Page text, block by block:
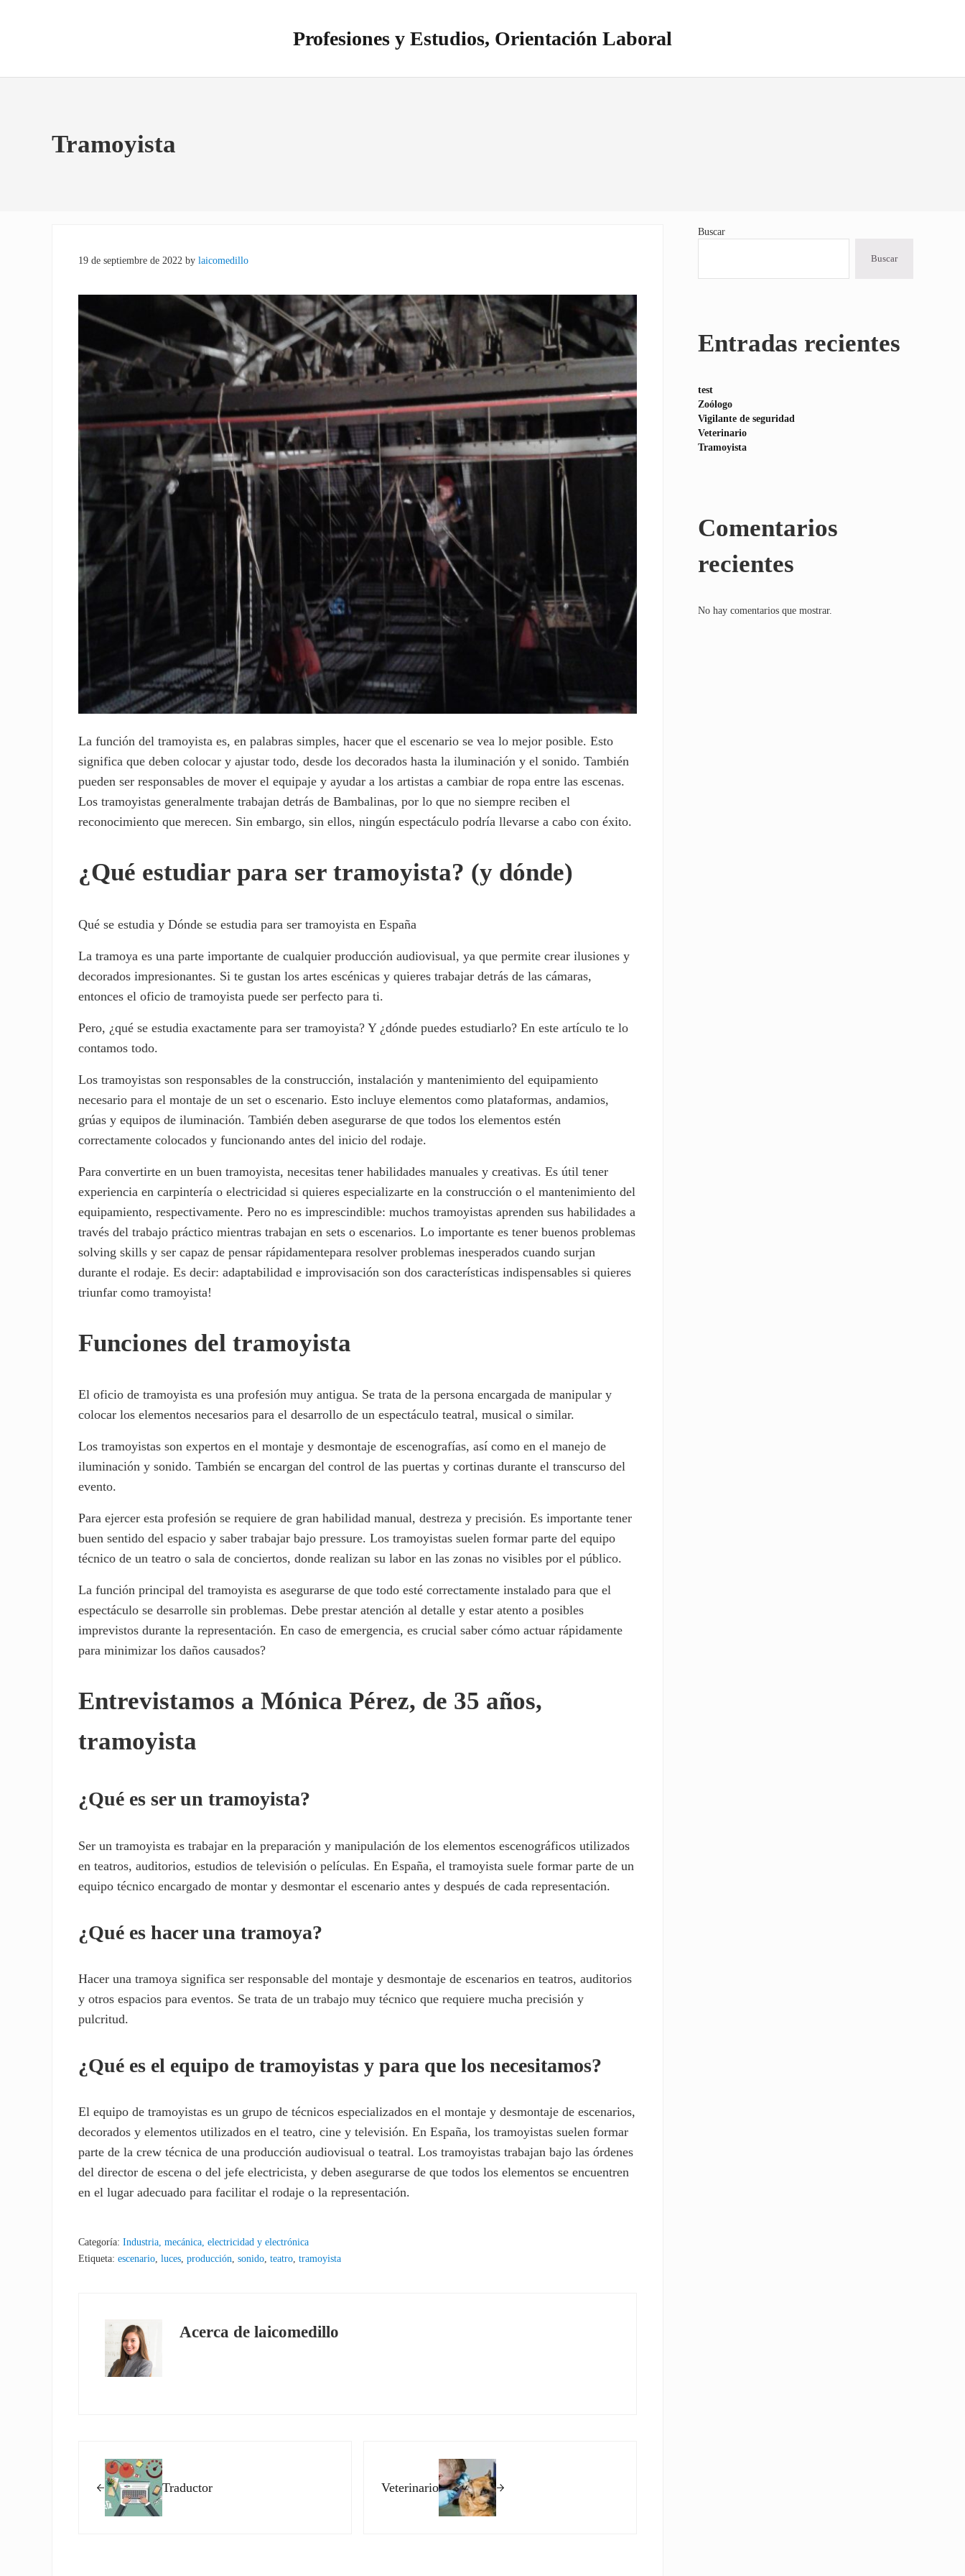
Profesiones y Estudios, Orientación Laboral
Tramoyista
19 de septiembre de 2022 bylaicomedillo
La función del tramoyista es, en palabras simples, hacer que el escenario se vea lo mejor posible. Esto
significa que deben colocar y ajustar todo, desde los decorados hasta la iluminación y el sonido. También
pueden ser responsables de mover el equipaje y ayudar a los artistas a cambiar de ropa entre las escenas.
Los tramoyistas generalmente trabajan detrás de Bambalinas, por lo que no siempre reciben el
reconocimiento que merecen. Sin embargo, sin ellos, ningún espectáculo podría llevarse a cabo con éxito.
¿Qué estudiar para ser tramoyista? (y dónde)
Qué se estudia y Dónde se estudia para ser tramoyista en España
La tramoya es una parte importante de cualquier producción audiovisual, ya que permite crear ilusiones y
decorados impresionantes. Si te gustan los artes escénicas y quieres trabajar detrás de las cámaras,
entonces el oficio de tramoyista puede ser perfecto para ti.
Pero, ¿qué se estudia exactamente para ser tramoyista? Y ¿dónde puedes estudiarlo? En este artículo te lo
contamos todo.
Los tramoyistas son responsables de la construcción, instalación y mantenimiento del equipamiento
necesario para el montaje de un set o escenario. Esto incluye elementos como plataformas, andamios,
grúas y equipos de iluminación. También deben asegurarse de que todos los elementos estén
correctamente colocados y funcionando antes del inicio del rodaje.
Para convertirte en un buen tramoyista, necesitas tener habilidades manuales y creativas. Es útil tener
experiencia en carpintería o electricidad si quieres especializarte en la construcción o el mantenimiento del
equipamiento, respectivamente. Pero no es imprescindible: muchos tramoyistas aprenden sus habilidades a
través del trabajo práctico mientras trabajan en sets o escenarios. Lo importante es tener buenos problemas
solving skills y ser capaz de pensar rápidamentepara resolver problemas inesperados cuando surjan
durante el rodaje. Es decir: adaptabilidad e improvisación son dos características indispensables si quieres
triunfar como tramoyista!
Funciones del tramoyista
El oficio de tramoyista es una profesión muy antigua. Se trata de la persona encargada de manipular y
colocar los elementos necesarios para el desarrollo de un espectáculo teatral, musical o similar.
Los tramoyistas son expertos en el montaje y desmontaje de escenografías, así como en el manejo de
iluminación y sonido. También se encargan del control de las puertas y cortinas durante el transcurso del
evento.
Para ejercer esta profesión se requiere de gran habilidad manual, destreza y precisión. Es importante tener
buen sentido del espacio y saber trabajar bajo pressure. Los tramoyistas suelen formar parte del equipo
técnico de un teatro o sala de conciertos, donde realizan su labor en las zonas no visibles por el público.
La función principal del tramoyista es asegurarse de que todo esté correctamente instalado para que el
espectáculo se desarrolle sin problemas. Debe prestar atención al detalle y estar atento a posibles
imprevistos durante la representación. En caso de emergencia, es crucial saber cómo actuar rápidamente
para minimizar los daños causados?
Entrevistamos a Mónica Pérez, de 35 años,
tramoyista
¿Qué es ser un tramoyista?
Ser un tramoyista es trabajar en la preparación y manipulación de los elementos escenográficos utilizados
en teatros, auditorios, estudios de televisión o películas. En España, el tramoyista suele formar parte de un
equipo técnico encargado de montar y desmontar el escenario antes y después de cada representación.
¿Qué es hacer una tramoya?
Hacer una tramoya significa ser responsable del montaje y desmontaje de escenarios en teatros, auditorios
y otros espacios para eventos. Se trata de un trabajo muy técnico que requiere mucha precisión y
pulcritud.
¿Qué es el equipo de tramoyistas y para que los necesitamos?
El equipo de tramoyistas es un grupo de técnicos especializados en el montaje y desmontaje de escenarios,
decorados y elementos utilizados en el teatro, cine y televisión. En España, los tramoyistas suelen formar
parte de la crew técnica de una producción audiovisual o teatral. Los tramoyistas trabajan bajo las órdenes
del director de escena o del jefe electricista, y deben asegurarse de que todos los elementos se encuentren
en el lugar adecuado para facilitar el rodaje o la representación.
Categoría:Industria, mecánica, electricidad y electrónica
Etiqueta:escenario,luces,producción,sonido,teatro,tramoyista
Acerca delaicomedillo
Traductor Veterinario
Sidebar
Buscar
Buscar
Entradas recientes
test
Zoólogo
Vigilante de seguridad
Veterinario
Tramoyista
Comentarios
recientes
No hay comentarios que mostrar.